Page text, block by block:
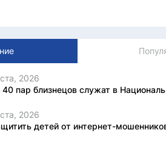
2026
пар близнецов служат в
2026
детей от интернет-